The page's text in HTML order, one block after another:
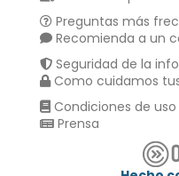
Preguntas más
Recomienda a un
Seguridad de la
Como cuidamos
Condiciones de uso
Prensa